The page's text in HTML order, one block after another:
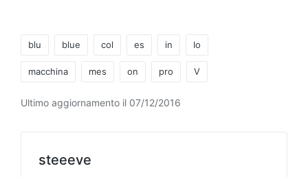
blu blue col es in Io
macchina mes on pro V
Ultimo aggiornamento il 07/12/2016
steeeve